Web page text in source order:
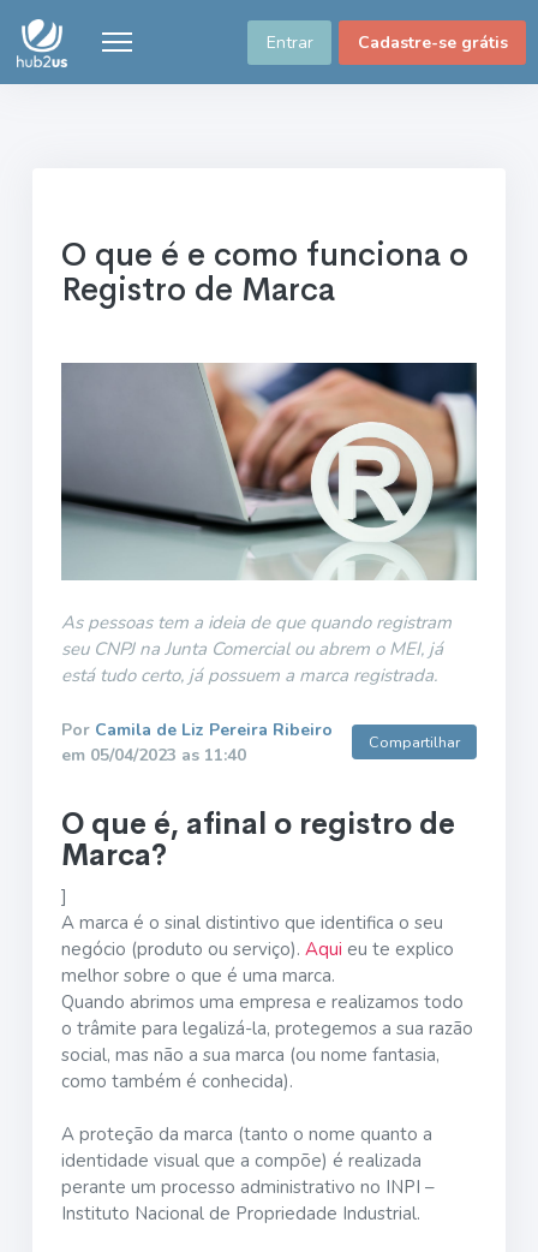
Entrar Cadastre-se grátis
O que é e como funciona o
Registro de Marca
As pessoas tem a ideia de que quando registram
seu CNPJ na Junta Comercial ou abrem o MEI, já
está tudo certo, já possuem a marca registrada.
Por Camila de Liz Pereira Ribeiro
em 05/04/2023 as 11:40
Compartilhar
O que é, afinal o registro de
Marca?
]
A marca é o sinal distintivo que identifica o seu
negócio (produto ou serviço). Aqui eu te explico
melhor sobre o que é uma marca.
Quando abrimos uma empresa e realizamos todo
o trâmite para legalizá-la, protegemos a sua razão
social, mas não a sua marca (ou nome fantasia,
como também é conhecida).
A proteção da marca (tanto o nome quanto a
identidade visual que a compõe) é realizada
perante um processo administrativo no INPI –
Instituto Nacional de Propriedade Industrial.